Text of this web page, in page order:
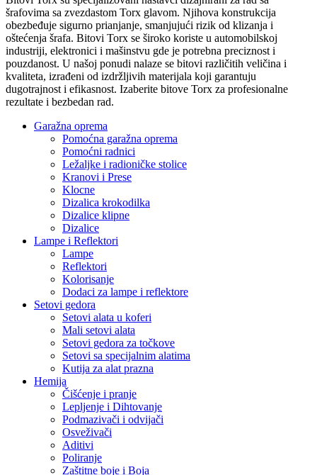
šrafovima sa zvezdastom Torx glavom. Njihova konstrukcija
obezbeđuje sigurno prianjanje, smanjujući rizik od klizanja i
oštećenja šrafa. Bitovi Torx se široko koriste u automobilskoj
industriji, elektronici i mašinstvu gde je potrebna preciznost i
pouzdanost. U našoj ponudi nalaze se bitovi različitih veličina i
kvaliteta, izrađeni od izdržljivih materijala koji garantuju
dugotrajnost i efikasnost. Izaberite bitove Torx za profesionalne
rezultate i bezbedan rad.
Garažna oprema
Pomoćna garažna oprema
Pomoćni radnici
Ležaljke i radioničke stolice
Kranovi i Prese
Klocne
Dizalica krokodilka
Dizalice klipne
Dizalice
Lampe i Reflektori
Lampe
Reflektori
Kolorisanje
Dodaci za lampe i reflektore
Setovi gedora
Setovi alata u koferi
Mali setovi alata
Setovi gedora za točkove
Setovi sa specijalnim alatima
Kutija za alat prazna
Hemija
Čišćenje i pranje
Lepljenje i Dihtovanje
Podmazivači i odvijači
Osveživači
Aditivi
Poliranje
Zaštitne boje i Boja